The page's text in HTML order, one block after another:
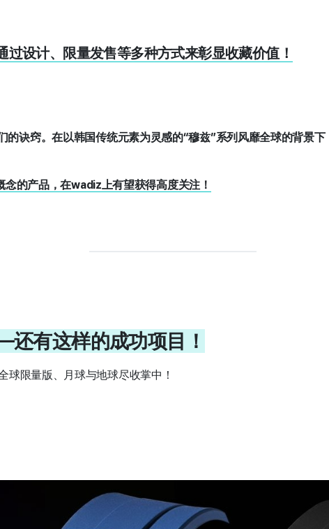
设计、限量发售等多种方式来彰显收藏价值！
的诀窍。在以韩国传统元素为灵感的“穆兹”系列风靡全球的背景
的产品，在wadiz上有望获得高度关注！
有这样的成功项目！
球限量版、月球与地球尽收掌中！